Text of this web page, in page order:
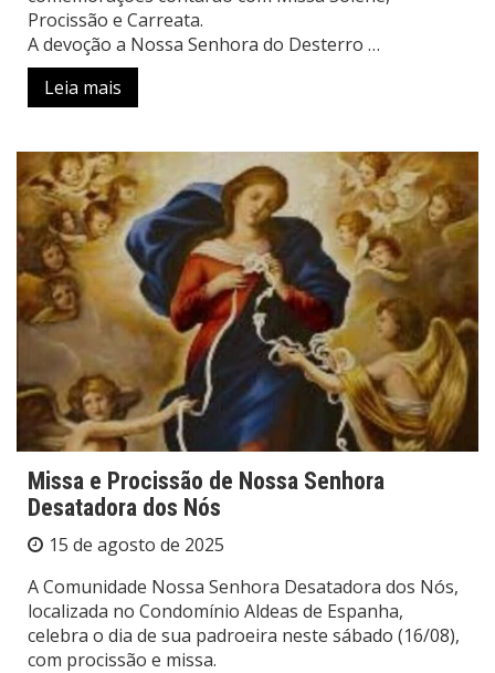
Procissão e Carreata.
A devoção a Nossa Senhora do Desterro …
Leia mais
Missa e Procissão de Nossa Senhora
Desatadora dos Nós
15 de agosto de 2025
A Comunidade Nossa Senhora Desatadora dos Nós,
localizada no Condomínio Aldeas de Espanha,
celebra o dia de sua padroeira neste sábado (16/08),
com procissão e missa.